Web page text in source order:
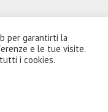
per garantirti la
e le tue visite.
tutti i cookies.